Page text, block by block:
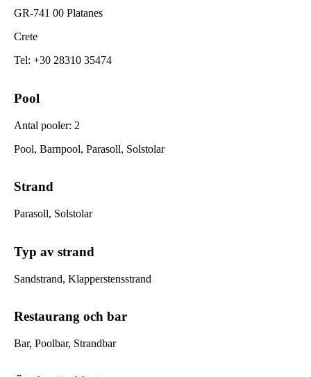
GR-741 00 Platanes
Crete
Tel: +30 28310 35474
Pool
Antal pooler: 2
Pool, Barnpool, Parasoll, Solstolar
Strand
Parasoll, Solstolar
Typ av strand
Sandstrand, Klapperstensstrand
Restaurang och bar
Bar, Poolbar, Strandbar